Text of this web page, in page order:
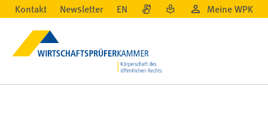
Kontakt Newsletter EN Meine WPK